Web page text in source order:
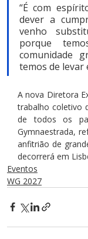
“É com
dever a
venho
porque
comunidade
temos de levar
A nova Diretora
trabalho coletivo
de todos os
Gymnaestrada,
anfitrião de
decorrerá em
Eventos
WG 2027